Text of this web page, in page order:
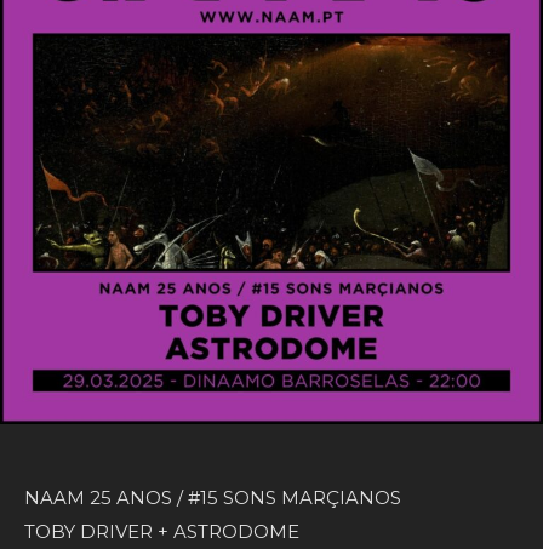
NAAM 25 ANOS / #15 SONS MARÇIANOS
TOBY DRIVER + ASTRODOME